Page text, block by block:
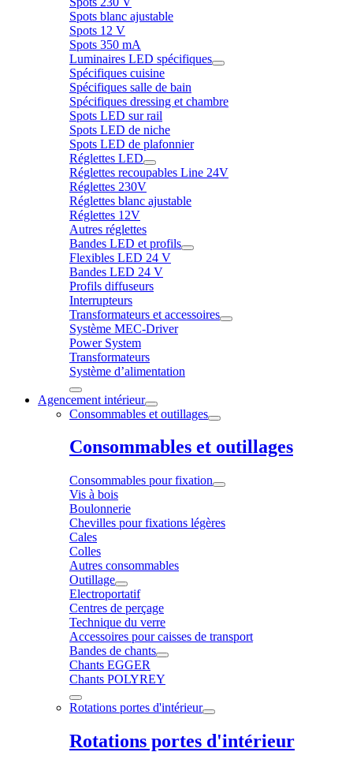
Spots blanc ajustable
Spots 12 V
Spots 350 mA
Luminaires LED spécifiques
Spécifiques cuisine
Spécifiques salle de bain
Spécifiques dressing et chambre
Spots LED sur rail
Spots LED de niche
Spots LED de plafonnier
Réglettes LED
Réglettes recoupables Line 24V
Réglettes 230V
Réglettes blanc ajustable
Réglettes 12V
Autres réglettes
Bandes LED et profils
Flexibles LED 24 V
Bandes LED 24 V
Profils diffuseurs
Interrupteurs
Transformateurs et accessoires
Système MEC-Driver
Power System
Transformateurs
Système d’alimentation
Agencement intérieur
Consommables et outillages
Consommables et outillages
Consommables pour fixation
Vis à bois
Boulonnerie
Chevilles pour fixations légères
Cales
Colles
Autres consommables
Outillage
Electroportatif
Centres de perçage
Technique du verre
Accessoires pour caisses de transport
Bandes de chants
Chants EGGER
Chants POLYREY
Rotations portes d'intérieur
Rotations portes d'intérieur